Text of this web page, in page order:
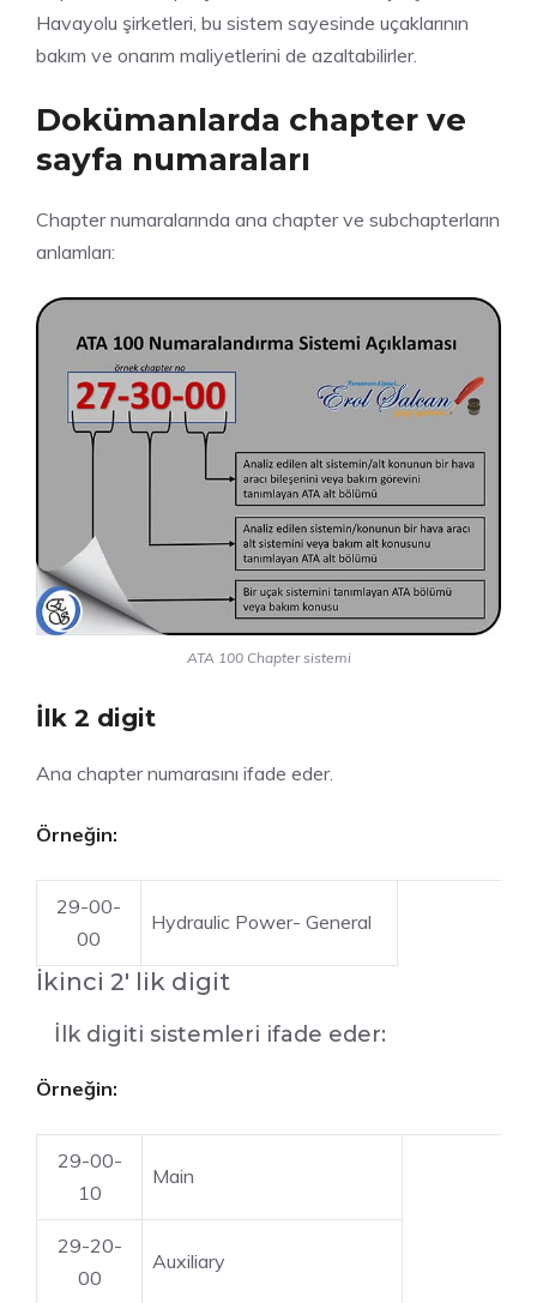
Havayolu şirketleri, bu sistem sayesinde uçaklarının
bakım ve onarım maliyetlerini de azaltabilirler.
Dokümanlarda chapter ve
sayfa numaraları
Chapter numaralarında ana chapter ve subchapterların
anlamları:
ATA 100 Chapter sistemi
İlk 2 digit
Ana chapter numarasını ifade eder.
Örneğin:
29-00-
00
Hydraulic Power- General
İkinci 2′ lik digit
İlk digiti sistemleri ifade eder:
Örneğin:
29-00-
10
Main
29-20-
00
Auxiliary